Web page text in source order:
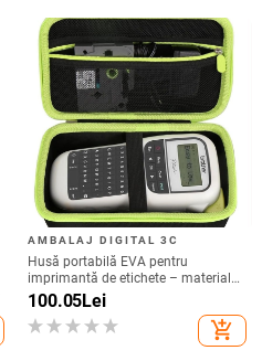
AMBALAJ DIGITAL 3C
Husă portabilă EVA pentru
imprimantă de etichete – material
Oxford + EVA, EVA presat termic cu
cusături, încărcare 10 kg
100.05Lei
add_shopping_cart